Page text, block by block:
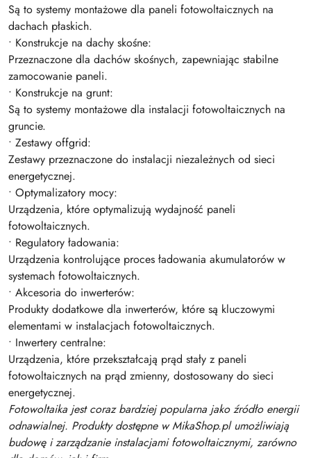
Są to systemy montażowe dla paneli fotowoltaicznych na
dachach płaskich.
• Konstrukcje na dachy skośne:
Przeznaczone dla dachów skośnych, zapewniając stabilne
zamocowanie paneli.
• Konstrukcje na grunt:
Są to systemy montażowe dla instalacji fotowoltaicznych na
gruncie.
• Zestawy offgrid:
Zestawy przeznaczone do instalacji niezależnych od sieci
energetycznej.
• Optymalizatory mocy:
Urządzenia, które optymalizują wydajność paneli
fotowoltaicznych.
• Regulatory ładowania:
Urządzenia kontrolujące proces ładowania akumulatorów w
systemach fotowoltaicznych.
• Akcesoria do inwerterów:
Produkty dodatkowe dla inwerterów, które są kluczowymi
elementami w instalacjach fotowoltaicznych.
• Inwertery centralne:
Urządzenia, które przekształcają prąd stały z paneli
fotowoltaicznych na prąd zmienny, dostosowany do sieci
energetycznej.
Fotowoltaika jest coraz bardziej popularna jako źródło energii
odnawialnej. Produkty dostępne w MikaShop.pl umożliwiają
budowę i zarządzanie instalacjami fotowoltaicznymi, zarówno